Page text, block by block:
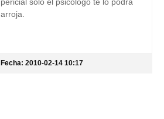
arroja.
Fecha: 2010-02-14 10:17